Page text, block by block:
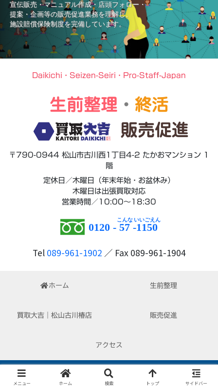
宣伝販売・マニュアル作成・店頭フォロー・
提案・企画等の販売促進業務を理解し、
施設賠償保険制度を完備しています。
Daikichi・Seizen-Seiri・Pro-Staff-Japan
生前整理 ・ 終活
販売促進
〒790-0944 松山市古川西1丁目4-2 たかおマンション 1
階
定休日／木曜日（年末年始・お盆休み）
木曜日は出張買取対応
営業時間／10:00～18:30
0120 - 57 -1150
Tel 089-961-1902 ／ Fax 089-961-1904
ホーム 生前整理
買取大吉｜松山古川椿店 販売促進
アクセス
Copyright © 2022-2026 はぴくる All Rights Reserved.
メニュー ホーム 検索 トップ サイドバー